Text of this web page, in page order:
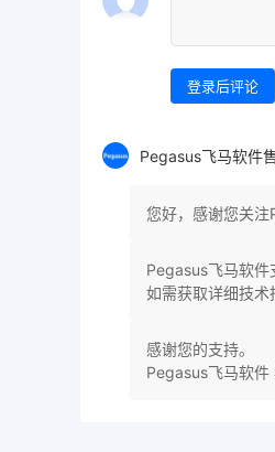
登录后评论
Pegasus飞马软件
您好，感谢您关
Pegasus飞马软件
如需获取详细技术
感谢您的支持。
Pegasus飞马软件